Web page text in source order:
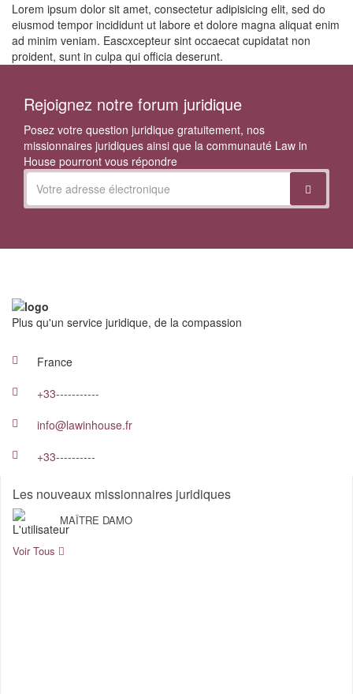
Lorem ipsum dolor sit amet, consectetur adipisicing elit, sed do
eiusmod tempor incididunt ut labore et dolore magna aliquat enim
ad minim veniam. Eascxcepteur sint occaecat cupidatat non
proident, sunt in culpa qui officia deserunt.
Rejoignez notre forum juridique
Posez votre question juridique gratuitement, nos
missionnaires juridiques ainsi que la communauté Law in
House pourront vous répondre
Plus qu'un service juridique, de la compassion
France
+33-----------
info@lawinhouse.fr
+33----------
Les nouveaux missionnaires juridiques
MAÎTRE DAMO
Voir Tous